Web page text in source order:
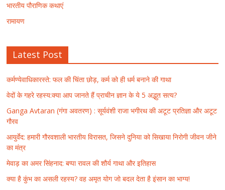
भारतीय पौराणिक कथाएं
रामायण
Latest Post
कर्मण्येवाधिकारस्ते: फल की चिंता छोड़, कर्म को ही धर्म बनाने की गाथा
वेदों के गहरे रहस्य:क्या आप जानते हैं प्राचीन ज्ञान के ये 5 अद्भुत सत्य?
Ganga Avtaran (गंगा अवतरण) : सूर्यवंशी राजा भगीरथ की अटूट प्रतिज्ञा और अटूट
गौरव
आयुर्वेद: हमारी गौरवशाली भारतीय विरासत, जिसने दुनिया को सिखाया निरोगी जीवन जीने
का मंत्र
मेवाड़ का अमर सिंहनाद: बप्पा रावल की शौर्य गाथा और इतिहास
क्या है कुंभ का असली रहस्य? वह अमृत योग जो बदल देता है इंसान का भाग्य!